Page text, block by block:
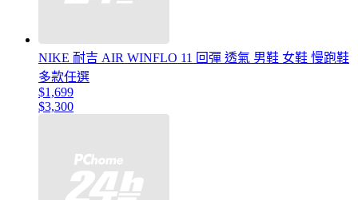
NIKE 耐吉 AIR WINFLO 11 回彈 透氣 男鞋 女鞋 慢跑鞋
多款任選
$1,699
$3,300